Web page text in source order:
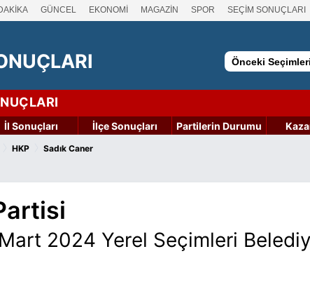
GÜNCEL EKONOMİ MAGAZİN SPOR SEÇİM SONUÇLARI
Önceki
İl Sonuçları İlçe Sonuçları Partilerin Durumu
HKP Sadık Caner
2024 Yerel Seçimleri